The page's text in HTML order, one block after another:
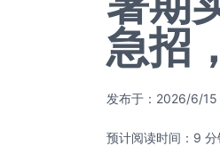
急招
发布于： 2026/6/15
预计阅读时间：9 分